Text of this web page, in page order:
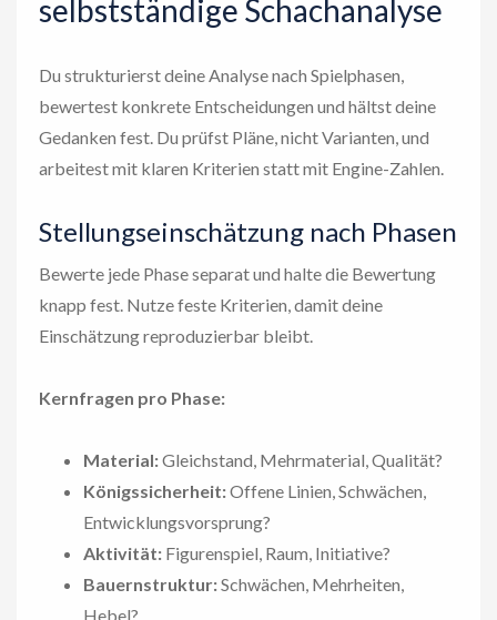
selbstständige Schachanalyse
Du strukturierst deine Analyse nach Spielphasen,
bewertest konkrete Entscheidungen und hältst deine
Gedanken fest. Du prüfst Pläne, nicht Varianten, und
arbeitest mit klaren Kriterien statt mit Engine-Zahlen.
Stellungseinschätzung nach Phasen
Bewerte jede Phase separat und halte die Bewertung
knapp fest. Nutze feste Kriterien, damit deine
Einschätzung reproduzierbar bleibt.
Kernfragen pro Phase:
Material:Gleichstand, Mehrmaterial, Qualität?
Königssicherheit:Offene Linien, Schwächen,
Entwicklungsvorsprung?
Aktivität: Figurenspiel, Raum, Initiative?
Bauernstruktur:Schwächen, Mehrheiten,
Hebel?